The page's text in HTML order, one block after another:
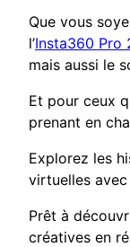
Que vous
l’Insta360 Pro
mais aussi le
Et pour ceux
prenant en
Explorez les
virtuelles
Prêt à
créatives en